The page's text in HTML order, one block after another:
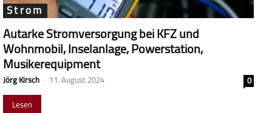
Strom
Autarke Stromversorgung bei KFZ und
Wohnmobil, Inselanlage, Powerstation,
Musikerequipment
Jörg Kirsch - 11. August 2024
0
Lesen